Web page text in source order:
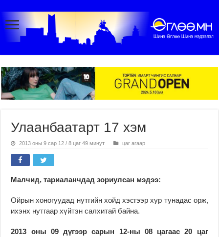
Улаанбаатарт 17 хэм
2013 оны 9 сар 12 / 8 цаг 49 минут цаг агаар
Малчид, тариаланчдад зориулсан мэдээ:
Ойрын хоногуудад нутгийн хойд хэсгээр хур тунадас орж,
ихэнх нутгаар хүйтэн салхитай байна.
2013 оны 09 дүгээр сарын 12-ны 08 цагаас 20 цаг